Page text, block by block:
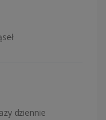
dziennie